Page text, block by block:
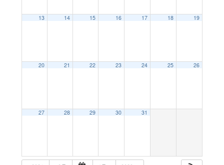
13 14 15 16 17 18 19
20 21 22 23 24 25 26
27 28 29 30 31